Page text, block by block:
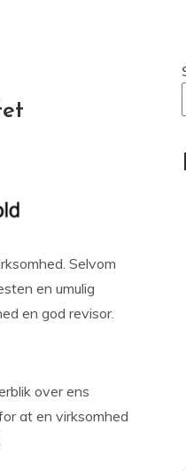
Selvom
en umulig
en god revisor.
over ens
at en virksomhed